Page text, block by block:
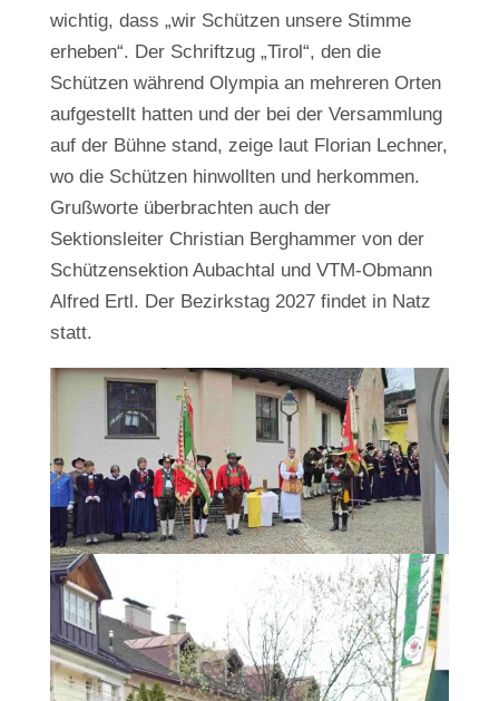
wichtig, dass „wir Schützen unsere Stimme
erheben“. Der Schriftzug „Tirol“, den die
Schützen während Olympia an mehreren Orten
aufgestellt hatten und der bei der Versammlung
auf der Bühne stand, zeige laut Florian Lechner,
wo die Schützen hinwollten und herkommen.
Grußworte überbrachten auch der
Sektionsleiter Christian Berghammer von der
Schützensektion Aubachtal und VTM-Obmann
Alfred Ertl. Der Bezirkstag 2027 findet in Natz
statt.